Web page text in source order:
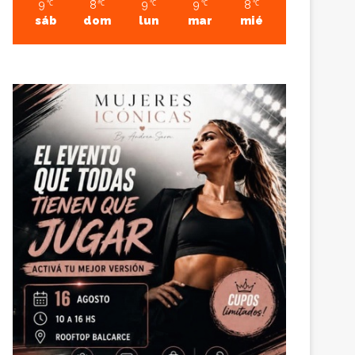
9 ℃
sáb
8 ℃
dom
9 ℃
lun
9 ℃
mar
8 ℃
mié